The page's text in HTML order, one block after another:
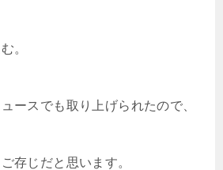
。
ースでも取り上げられたので、
存じだと思います。